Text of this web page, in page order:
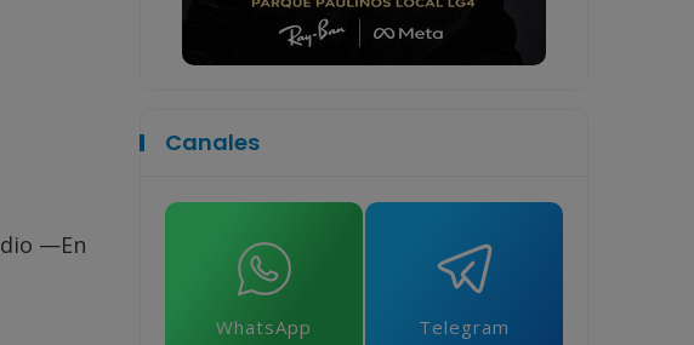
—En
Canales
WhatsApp Telegram